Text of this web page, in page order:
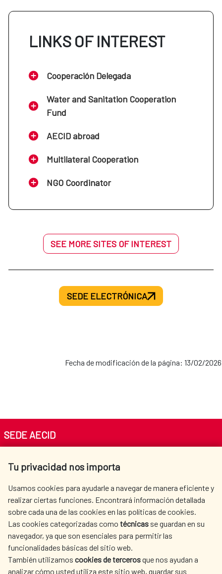
LINKS OF INTEREST
Cooperación Delegada
Water and Sanitation Cooperation
Fund
AECID abroad
Multilateral Cooperation
NGO Coordinator
SEE MORE SITES OF INTEREST
SEDE ELECTRÓNICA
Fecha de modificación de la página: 13/02/2026
Tu privacidad nos importa
Usamos cookies para ayudarle a navegar de manera eficiente y
realizar ciertas funciones. Encontrará información detallada
sobre cada una de las cookies en las políticas de cookies.
Las cookies categorizadas como técnicas se guardan en su
navegador, ya que son esenciales para permitir las
funcionalidades básicas del sitio web.
También utilizamos cookies de tercerosque nos ayudan a
analizar cómo usted utiliza este sitio web, guardar sus
SEDE AECID
Tel. +34 900 20 30 54​​​​​​​
AECID
WHERE DO WE COOPERATE?
SPANISH HUMANITARIAN
ACTION
PRESS ROOM
CULTURE AND SCIENCE LIBRARY